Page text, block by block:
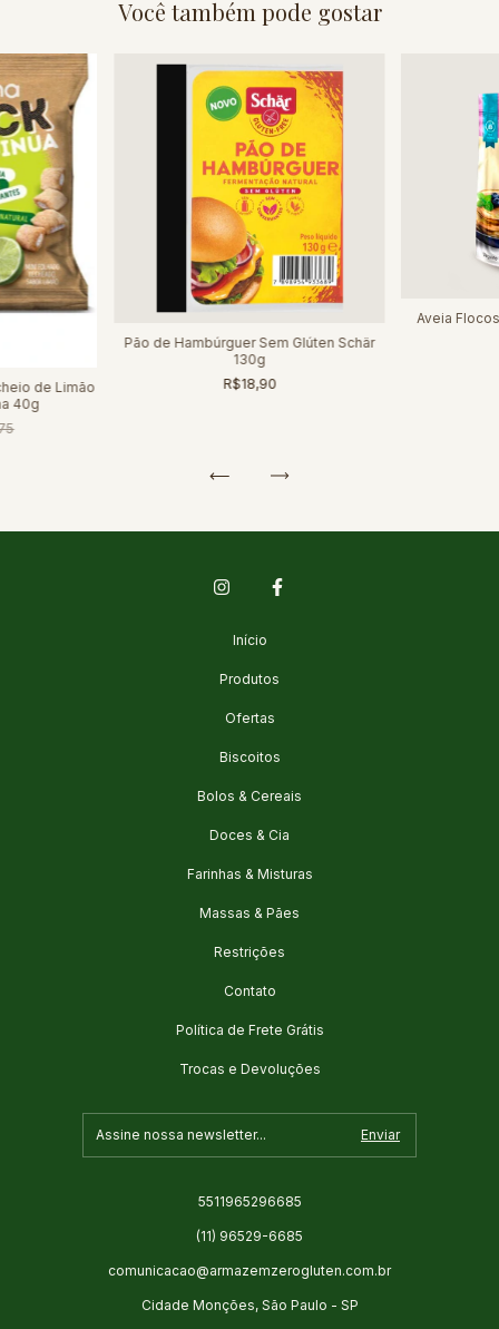
Você também pode gostar
de Limão
40g
Pão de Hambúrguer Sem Glúten Schär
130g
R$18,90
Aveia
Início
Produtos
Ofertas
Biscoitos
Bolos & Cereais
Doces & Cia
Farinhas & Misturas
Massas & Pães
Restrições
Contato
Política de Frete Grátis
Trocas e Devoluções
5511965296685
(11) 96529-6685
comunicacao@armazemzerogluten.com.br
Cidade Monções, São Paulo - SP